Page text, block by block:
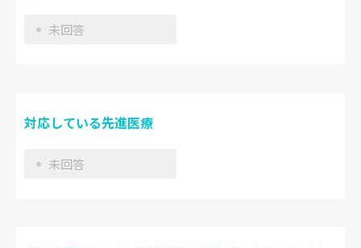
未回答
対応している先進医療
未回答